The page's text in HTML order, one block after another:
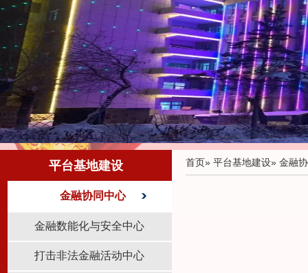
平台基地建设
金融协同中心
金融数能化与安全中心
打击非法金融活动中心
首页» 平台基地建设» 金融